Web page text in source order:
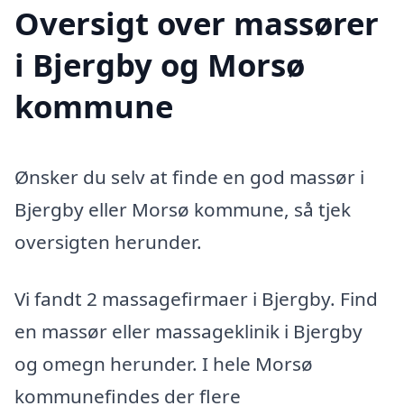
Oversigt over massører
i Bjergby og Morsø
kommune
Ønsker du selv at finde en god massør i
Bjergby eller Morsø kommune, så tjek
oversigten herunder.
Vi fandt 2 massagefirmaer i Bjergby. Find
en massør eller massageklinik i Bjergby
og omegn herunder. I hele Morsø
kommunefindes der flere